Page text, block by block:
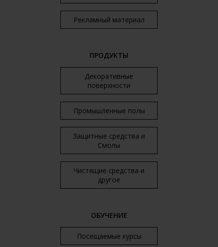
Рекламный материал
ПРОДУКТЫ
Декоративные
поверхности
Промышленные полы
Защитные средства и
Смолы
Чистящие средства и
другое
ОБУЧЕНИЕ
Посещаемые курсы